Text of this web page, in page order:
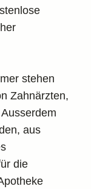
stehen
Zahnärzten,
aus
die